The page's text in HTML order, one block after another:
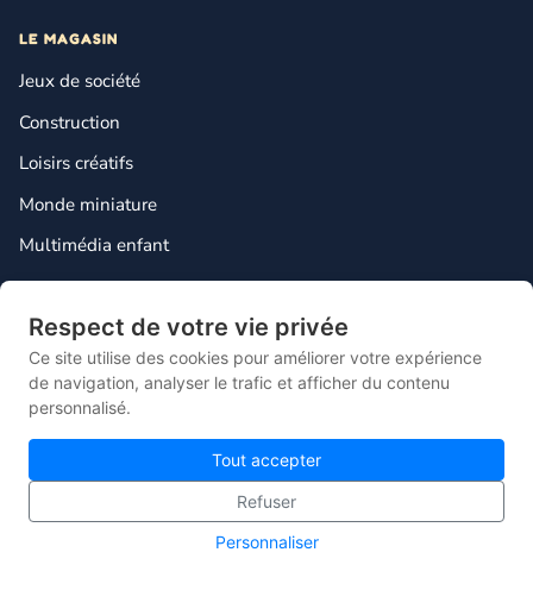
Respect de votre vie privée
Ce site utilise des cookies pour améliorer votre expérience
de navigation, analyser le trafic et afficher du contenu
personnalisé.
Tout accepter
Refuser
Personnaliser
LE MAGASIN
Jeux de société
Construction
Loisirs créatifs
Monde miniature
Multimédia enfant
Contact
Mentions légales
Plan du site